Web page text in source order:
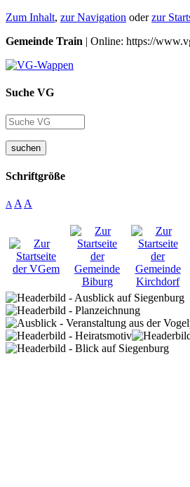
Zum Inhalt, zur Navigation oderzur
Gemeinde Train | Online: https://
Suche VG
suchen
Schriftgröße
A A A